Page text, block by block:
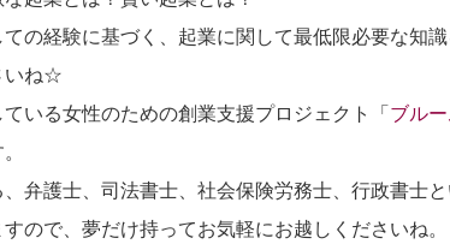
の経験に基づく、起業に関して最低限必要な知
いね☆
いる女性のための創業支援プロジェクト「 ブル
弁護士、司法書士、社会保険労務士、行政書士
ので、夢だけ持ってお気軽にお越しくださいね。